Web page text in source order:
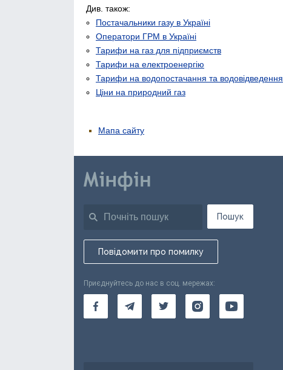
Див. також:
Постачальники газу в Україні
Оператори ГРМ в Україні
Тарифи на газ для підприємств
Тарифи на електроенергію
Тарифи на водопостачання та водовідведення
Ціни на природний газ
Мапа сайту
Пошук
Повідомити про помилку
Приєднуйтесь до нас в соц. мережах: